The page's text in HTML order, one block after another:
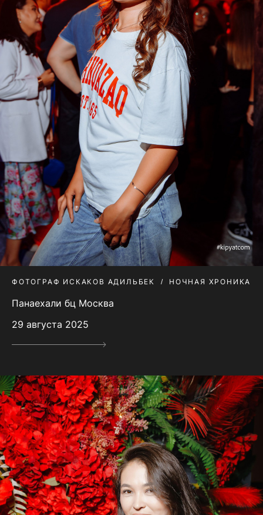
ФОТОГРАФ ИСКАКОВ АДИЛЬБЕК НОЧНАЯ ХРОНИКА
Панаехали бц Москва
29 августа 2025